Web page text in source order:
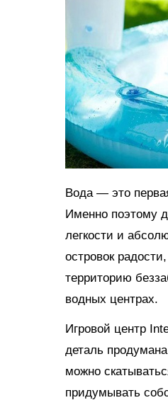
Вода — это
Именно поэтому
легкости и
островок
территорию
водных центрах.
Игровой центр
деталь
можно
придумывать